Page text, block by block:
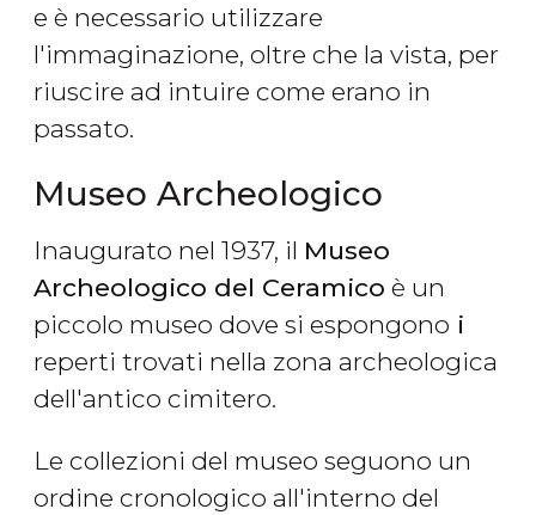
e è necessario utilizzare
l'immaginazione, oltre che la vista, per
riuscire ad intuire come erano in
passato.
Museo Archeologico
Inaugurato nel 1937, il Museo
Archeologico del Ceramico è un
piccolo museo dove si espongono i
reperti trovati nella zona archeologica
dell'antico cimitero.
Le collezioni del museo seguono un
ordine cronologico all'interno del